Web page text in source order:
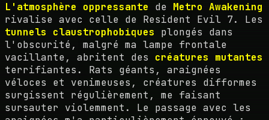
L'atmosphère oppressante de Metro Awakening
rivalise avec celle de Resident Evil 7. Les
tunnels claustrophobiques plongés dans
l'obscurité, malgré ma lampe frontale
vacillante, abritent des créatures mutantes
terrifiantes. Rats géants, araignées
véloces et venimeuses, créatures difformes
surgissent régulièrement, me faisant
sursauter violemment. Le passage avec les